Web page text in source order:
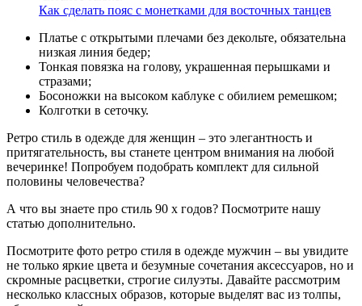
Как сделать пояс с монетками для восточных танцев
Платье с открытыми плечами без декольте, обязательна
низкая линия бедер;
Тонкая повязка на голову, украшенная перышками и
стразами;
Босоножки на высоком каблуке с обилием ремешком;
Колготки в сеточку.
Ретро стиль в одежде для женщин – это элегантность и
притягательность, вы станете центром внимания на любой
вечеринке! Попробуем подобрать комплект для сильной
половины человечества?
А что вы знаете про стиль 90 х годов? Посмотрите нашу
статью дополнительно.
Посмотрите фото ретро стиля в одежде мужчин – вы увидите
не только яркие цвета и безумные сочетания аксессуаров, но и
скромные расцветки, строгие силуэты. Давайте рассмотрим
несколько классных образов, которые выделят вас из толпы,